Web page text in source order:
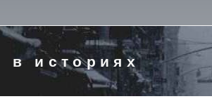
в историях